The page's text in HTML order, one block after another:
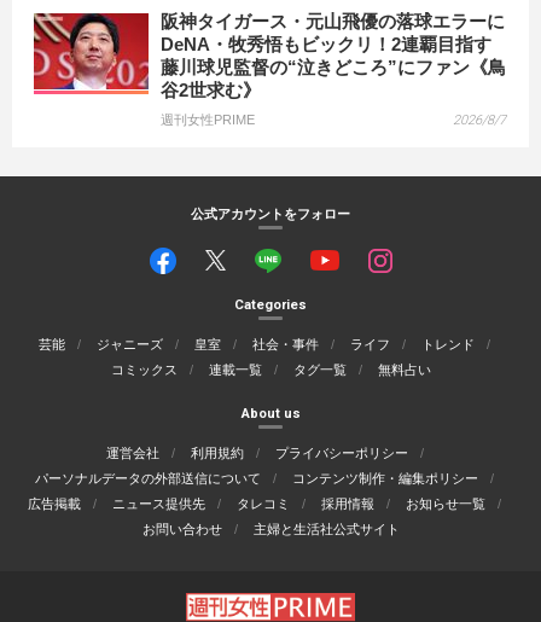
阪神タイガース・元山飛優の落球エラーに
DeNA・牧秀悟もビックリ！2連覇目指す
藤川球児監督の“泣きどころ”にファン《鳥
谷2世求む》
週刊女性PRIME 2026/8/7
公式アカウントをフォロー
Categories
芸能 ジャニーズ 皇室 社会・事件 ライフ
トレンド
コミックス
連載一覧 タグ一覧 無料占い
About us
運営会社 利用規約
プライバシーポリシー
パーソナルデータの外部送信について
コンテンツ制作・編集ポリシー
広告掲載
ニュース提供先 タレコミ 採用情報
お知らせ一覧
お問い合わせ
主婦と生活社公式サイト